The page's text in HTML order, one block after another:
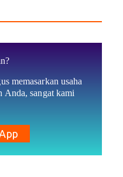
memasarkan usaha
Anda, sangat kami